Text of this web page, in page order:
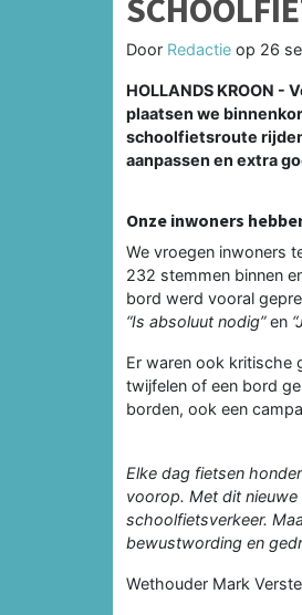
Door Redactie op 26
HOLLANDS KROON
plaatsen we
schoolfietsroute
aanpassen en extra
Onze inwoners
We vroegen inwoners
232 stemmen binnen
bord werd vooral
“Is absoluut nodig”en
Er waren ook kritische
twijfelen of een bord
borden, ook een
Elke dag fietsen
voorop. Met dit
schoolfietsverkeer.
bewustwording en
Wethouder Mark